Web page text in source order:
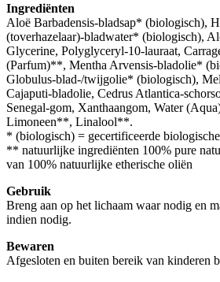
Ingrediënten
Aloë Barbadensis-bladsap* (biologisch),
(toverhazelaar)-bladwater* (biologisch),
Glycerine, Polyglyceryl-10-lauraat,
(Parfum)**, Mentha Arvensis-bladolie*
Globulus-blad-/twijgolie* (biologisch),
Cajaputi-bladolie, Cedrus Atlantica-
Senegal-gom, Xanthaangom, Water
Limoneen**, Linalool**.
* (biologisch) = gecertificeerde
** natuurlijke ingrediënten 100% pure
van 100% natuurlijke etherische oliën
Gebruik
Breng aan op het lichaam waar nodig en
indien nodig.
Bewaren
Afgesloten en buiten bereik van kinderen